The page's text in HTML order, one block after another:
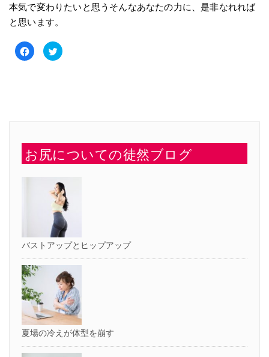
本気で変わりたいと思うそんなあなたの力に、是非なれれば
と思います。
Facebook
で
て
く
だ
さ
(新
で
開
き
ま
す)
ク
リ
ウ
ィ
ン
ド
開
き
ま
す)
お尻についての徒然ブログ
バストアップとヒップアップ
夏場の冷えが体型を崩す